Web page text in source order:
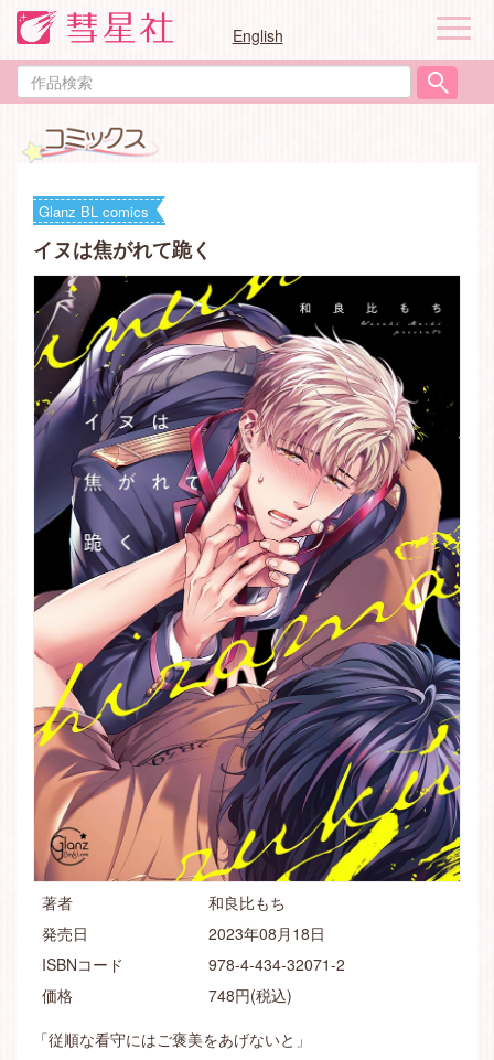
English
作
品
ナ
ゲ
ー
Glanz BL comics
イヌは焦がれて跪く
著者
和良比もち
発売日
2023年08月18日
ISBNコード
978-4-434-32071-2
価格
748円(税込)
「従順な看守にはご褒美をあげないと」